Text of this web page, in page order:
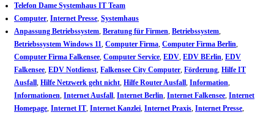
Telefon Dame Systemhaus IT Team
Computer Internet Presse Systemhaus
Anpassung Betriebssystem Beratung für Firmen Betriebssystem
Betriebssystem Windows 11 Computer Firma Computer Firma Berlin
Computer Firma Falkensee Computer Service EDV EDV BErlin EDV
Falkensee EDV Notdienst Falkensee City Computer Förderung Hilfe IT
Ausfall Hilfe Netzwerk geht nicht Hilfe Router Ausfall Information
Informationen Internet Ausfall Internet Berlin Internet Falkensee Internet
Homepage Internet IT Internet Kanzlei Internet Praxis Internet Presse